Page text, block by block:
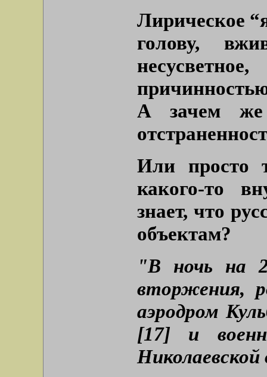
Лирическое
голову,
А зачем же
Или просто
какого-то
знает, что
объектам?
"В ночь на
вторжения,
аэродром
[17] и